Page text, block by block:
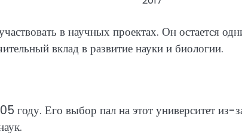
в научных проектах. Он остается
вклад в развитие науки и биологии.
году. Его выбор пал на этот университет из-